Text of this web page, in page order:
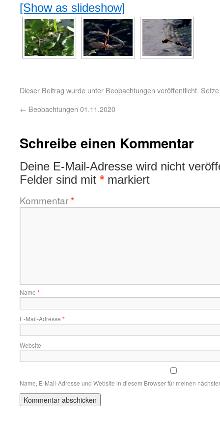
[Show as slideshow]
Dieser Beitrag wurde unter Beobachtungen veröffentlicht.
← Beobachtungen 01.11.2020
Schreibe einen Kommentar
Deine E-Mail-Adresse wird nicht
Felder sind mit * markiert
Kommentar*
Name *
E-Mail-Adresse *
Website
Name, E-Mail-Adresse und Website in diesem Browser für meinen